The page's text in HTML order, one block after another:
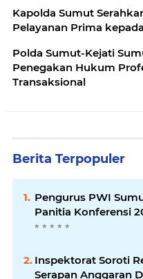
Kapolda Sumut
Pelayanan Prima
Polda Sumut-Kejati
Penegakan Hukum
Transaksional
Berita Terpopuler
Pengurus PWI
Panitia Konferensi
Inspektorat Soroti
Serapan Anggaran